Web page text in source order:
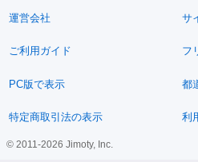
運営会社 サ
ご利用ガイド フ
PC版で表示 都
特定商取引法の表示 利
© 2011-2026 Jimoty, Inc.